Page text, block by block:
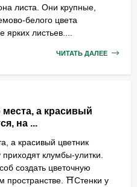
листа. Они крупные,
белого цвета
листьев....
ЧИТАТЬ ДАЛЕЕ
места, а красивый
на ...
а красивый цветник
клумбы-улитки.
создать цветочную
пространстве. ⛩Стенки у